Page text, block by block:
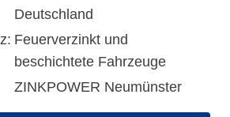
Deutschland
Feuerverzinkt und
beschichtete Fahrzeuge
ZINKPOWER Neumünster